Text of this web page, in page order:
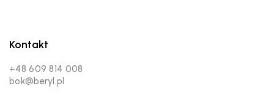
Kontakt
+48 609 814 008
bok@beryl.pl